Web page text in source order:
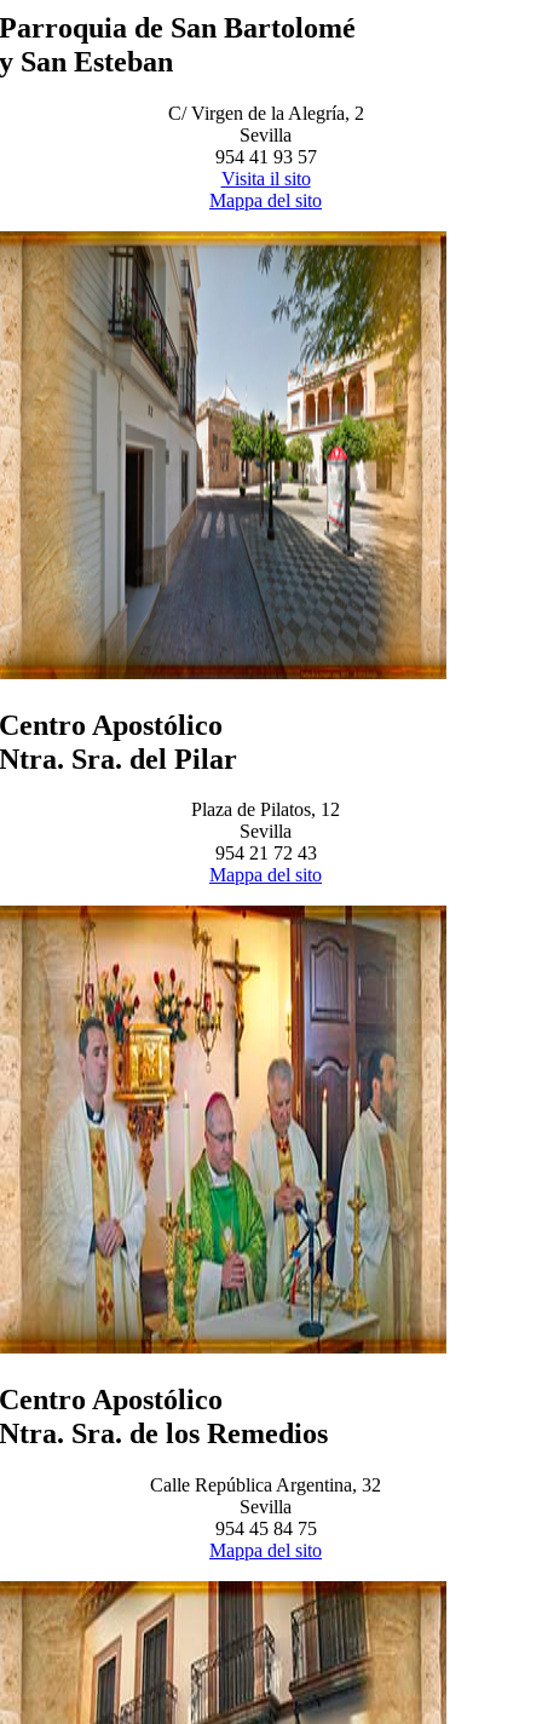
Parroquia de San Bartolomé
y San Esteban
C/ Virgen de la Alegría, 2
Sevilla
954 41 93 57
Visita il sito
Mappa del sito
Centro Apostólico
Ntra. Sra. del Pilar
Plaza de Pilatos, 12
Sevilla
954 21 72 43
Mappa del sito
Centro Apostólico
Ntra. Sra. de los Remedios
Calle República Argentina, 32
Sevilla
954 45 84 75
Mappa del sito